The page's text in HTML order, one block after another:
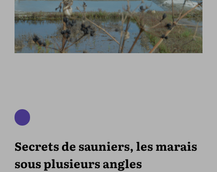
Secrets de sauniers, les marais
sous plusieurs angles